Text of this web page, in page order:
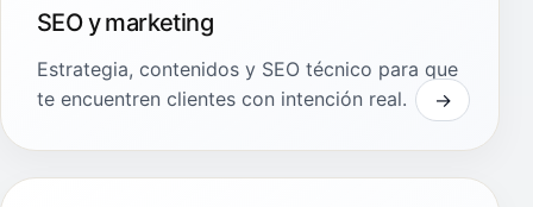
SEO y marketing
Estrategia, contenidos y SEO técnico para que
te encuentren clientes con intención real.